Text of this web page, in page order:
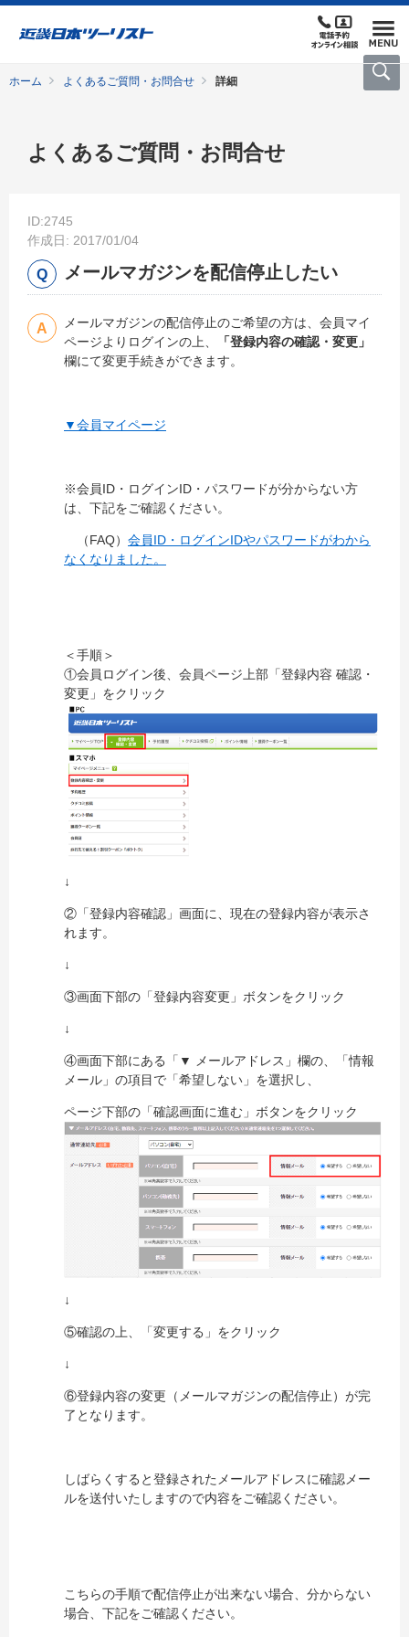
ホーム よくあるご質問・お問合せ 詳細
よくあるご質問・お問合せ
ID:2745
作成日: 2017/01/04
メールマガジンを配信停止したい
メールマガジンの配信停止のご希望の方は、会員マイ
ページよりログインの上、
「登録内容の確認・変更」
欄にて変更手続きができます。
▼会員マイページ
※会員ID・ログインID・パスワードが分からない方
は、下記をご確認ください。
（FAQ） 会員ID・ログインIDやパスワードがわから
なくなりました。
＜手順＞
①会員ログイン後、会員ページ上部「登録内容 確認・
変更」をクリック
↓
②「登録内容確認」画面に、現在の登録内容が表示さ
れます。
↓
③画面下部の「登録内容変更」ボタンをクリック
↓
④画面下部にある「▼ メールアドレス」欄の、「情報
メール」の項目で「希望しない」を選択し、
ページ下部の「確認画面に進む」ボタンをクリック
↓
⑤確認の上、「変更する」をクリック
↓
⑥登録内容の変更（メールマガジンの配信停止）が完
了となります。
しばらくすると登録されたメールアドレスに確認メー
ルを送付いたしますので内容をご確認ください。
こちらの手順で配信停止が出来ない場合、分からない
場合、下記をご確認ください。